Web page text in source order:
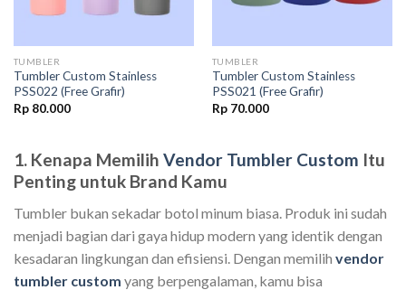
TUMBLER
Tumbler Custom Stainless
PSS022 (Free Grafir)
Rp80.000
TUMBLER
Tumbler Custom Stainless
PSS021 (Free Grafir)
Rp70.000
1. Kenapa Memilih Vendor Tumbler Custom Itu
Penting untuk Brand Kamu
Tumbler bukan sekadar botol minum biasa. Produk ini sudah
menjadi bagian dari gaya hidup modern yang identik dengan
kesadaran lingkungan dan efisiensi. Dengan memilih vendor
tumbler custom yang berpengalaman, kamu bisa